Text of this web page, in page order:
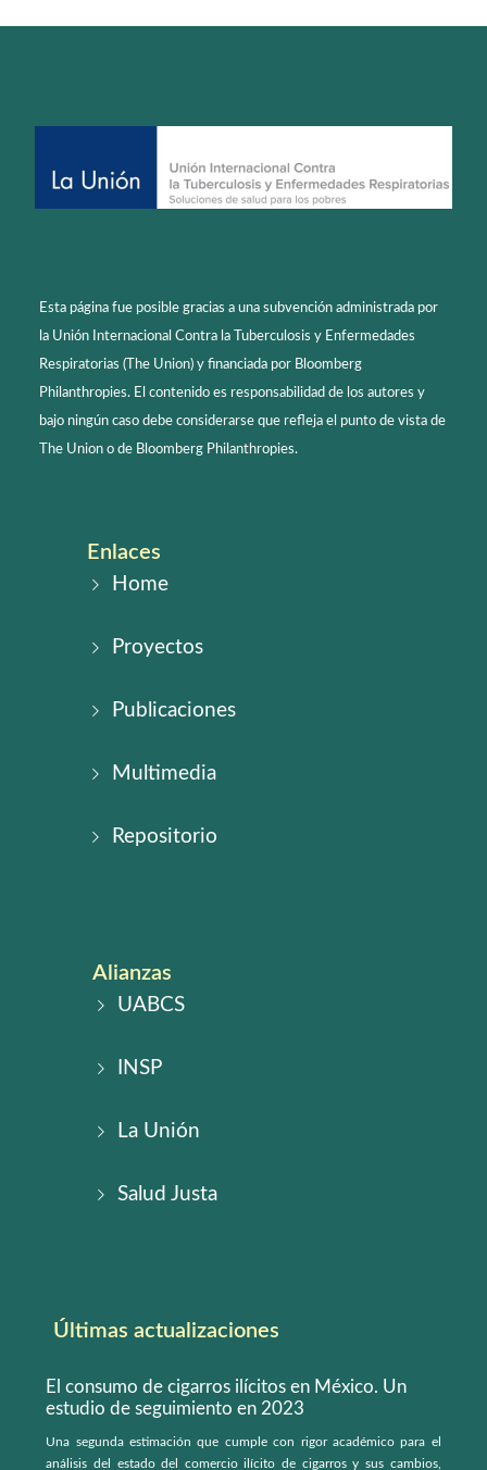
Esta página fue posible gracias a una subvención administrada por
la Unión Internacional Contra la Tuberculosis y Enfermedades
Respiratorias (The Union) y financiada por Bloomberg
Philanthropies. El contenido es responsabilidad de los autores y
bajo ningún caso debe considerarse que refleja el punto de vista de
The Union o de Bloomberg Philanthropies.
Enlaces
Home
Proyectos
Publicaciones
Multimedia
Repositorio
Alianzas
UABCS
INSP
La Unión
Salud Justa
Últimas actualizaciones
El consumo de cigarros ilícitos en México. Un
estudio de seguimiento en 2023
Una segunda estimación que cumple con rigor académico para el
análisis del estado del comercio ilícito de cigarros y sus cambios,